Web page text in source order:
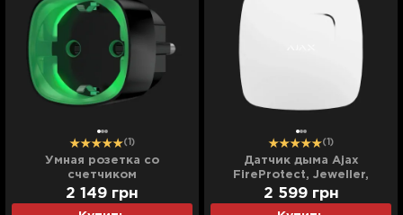
(1)
Умная розетка со
счетчиком
энергопотребления Ajax
Socket, 230V, 11А, 2.5 кВт
2 149 грн
(1)
Датчик дыма Ajax
FireProtect, Jeweller,
беспроводной, (White)
2 599 грн